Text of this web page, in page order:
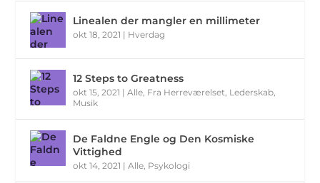
Linealen der mangler en millimeter
okt 18, 2021 | Hverdag
12 Steps to Greatness
okt 15, 2021 |Alle, Fra Herreværelset, Lederskab,
Musik
De Faldne Engle og Den Kosmiske
Vittighed
okt 14, 2021 |Alle, Psykologi